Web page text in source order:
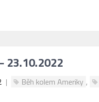
23.10.2022
| Běh kolem Ameriky ,